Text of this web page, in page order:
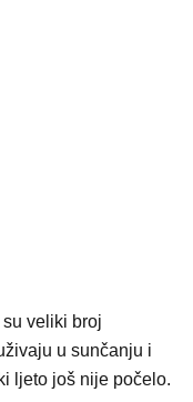
veliki broj
u sunčanju i
ljeto još nije počelo.